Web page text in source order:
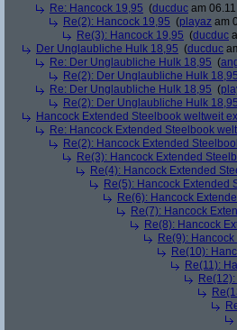
Re: Hancock 19,95 (ducduc am
Re(2): Hancock 19,95 (playaz am
Re(3): Hancock 19,95 (ducduc
Der Unglaubliche Hulk 18,95 (ducduc
Re: Der Unglaubliche Hulk 18,95 (
Re(2): Der Unglaubliche Hulk 18,95
Re: Der Unglaubliche Hulk 18,95 (
Re(2): Der Unglaubliche Hulk 18,95
Hancock Extended Steelbook weltweit
Re: Hancock Extended Steelbook
Re(2): Hancock Extended
Re(3): Hancock Extended
Re(4): Hancock Extended
Re(5): Hancock Extended
Re(6): Hancock
Re(7): Hancock
Re(8): Hancock
Re(9):
Re(10):
Re(11):